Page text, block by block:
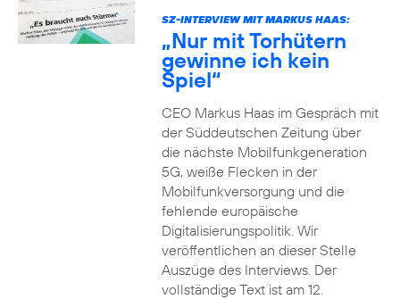
SZ-INTERVIEW MIT MARKUS HAAS:
„Nur mit Torhütern
gewinne ich kein
Spiel“
CEO Markus Haas im Gespräch mit
der Süddeutschen Zeitung über
die nächste Mobilfunkgeneration
5G, weiße Flecken in der
Mobilfunkversorgung und die
fehlende europäische
Digitalisierungspolitik. Wir
veröffentlichen an dieser Stelle
Auszüge des Interviews. Der
vollständige Text ist am 12.